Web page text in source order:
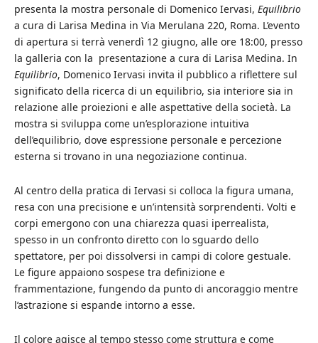
presenta la mostra personale di Domenico Iervasi, Equilibrio
a cura di Larisa Medina in Via Merulana 220, Roma. L’evento
di apertura si terrà venerdì 12 giugno, alle ore 18:00, presso
la galleria con la presentazione a cura di Larisa Medina. In
Equilibrio, Domenico Iervasi invita il pubblico a riflettere sul
significato della ricerca di un equilibrio, sia interiore sia in
relazione alle proiezioni e alle aspettative della società. La
mostra si sviluppa come un’esplorazione intuitiva
dell’equilibrio, dove espressione personale e percezione
esterna si trovano in una negoziazione continua.
Al centro della pratica di Iervasi si colloca la figura umana,
resa con una precisione e un’intensità sorprendenti. Volti e
corpi emergono con una chiarezza quasi iperrealista,
spesso in un confronto diretto con lo sguardo dello
spettatore, per poi dissolversi in campi di colore gestuale.
Le figure appaiono sospese tra definizione e
frammentazione, fungendo da punto di ancoraggio mentre
l’astrazione si espande intorno a esse.
Il colore agisce al tempo stesso come struttura e come